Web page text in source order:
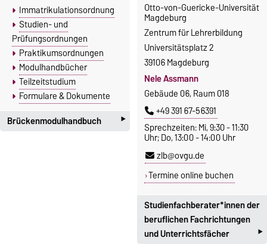
Immatrikulationsordnung
Studien- und
Prüfungsordnungen
Praktikumsordnungen
Modulhandbücher
Teilzeitstudium
Formulare & Dokumente
Brückenmodulhandbuch
‣
Otto-von-Guericke-Universität
Magdeburg
Zentrum für Lehrerbildung
Universitätsplatz 2
39106 Magdeburg
Nele Assmann
Gebäude 06, Raum 018
+49 391 67-56391
Sprechzeiten: Mi, 9:30 - 11:30
Uhr; Do, 13:00 - 14:00 Uhr
zlb@ovgu.de
Termine online buchen
Studienfachberater*innen der
beruflichen Fachrichtungen
und Unterrichtsfächer
‣